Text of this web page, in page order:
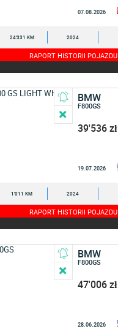
07.08.2026
24'331 KM 2024
RAPORT HISTORII POJAZDU
BMW
F800GS
39'536 zł
19.07.2026
1'011 KM 2024
RAPORT HISTORII POJAZDU
BMW
F800GS
47'006 zł
28.06.2026